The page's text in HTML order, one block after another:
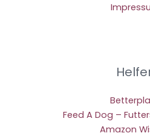
Feed A Dog –
Amazon